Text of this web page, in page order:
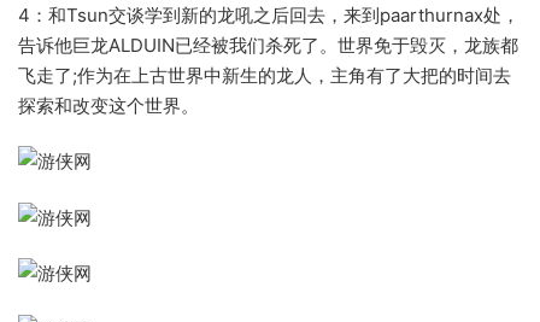
4：和Tsun交谈学到新的龙吼之后回去，来到paarthurnax处，
告诉他巨龙ALDUIN已经被我们杀死了。世界免于毁灭，龙族都
飞走了;作为在上古世界中新生的龙人，主角有了大把的时间去
探索和改变这个世界。